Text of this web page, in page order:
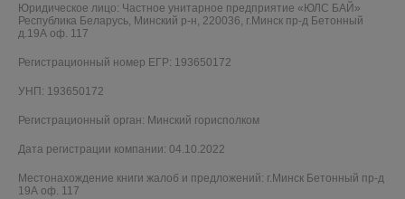
Юридическое лицо: Частное унитарное предприятие «ЮЛС БАЙ»
Республика Беларусь, Минский р-н, 220036, г.Минск пр-д Бетонный
д.19А оф. 117
Регистрационный номер ЕГР: 193650172
УНП: 193650172
Регистрационный орган: Минский горисполком
Дата регистрации компании: 04.10.2022
Местонахождение книги жалоб и предложений: г.Минск Бетонный пр-д
19А оф. 117